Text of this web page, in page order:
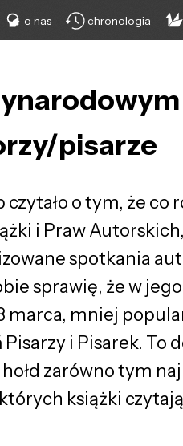
o nas chronologia
pisarze
czytało o tym, że
i Praw
spotkania
sprawię, że w
marca, mniej
i Pisarek. To
zarówno tym
książki